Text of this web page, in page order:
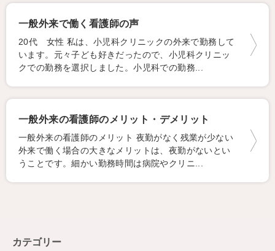
一般外来で働く看護師の声
20代 女性 私は、小児科クリニックの外来で勤務して
います。元々子ども好きだったので、小児科クリニッ
クでの勤務を選択しました。小児科での勤務...
一般外来の看護師のメリット・デメリット
一般外来の看護師のメリット 夜勤がなく残業が少ない
外来で働く場合の大きなメリットは、夜勤がないとい
うことです。細かい勤務時間は病院やクリニ...
カテゴリー